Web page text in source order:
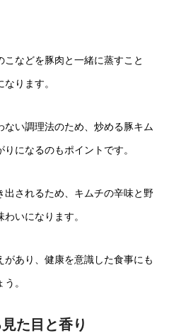
などを豚肉と一緒に蒸すこと
ります。
い調理法のため、炒める豚キム
になるのもポイントです。
されるため、キムチの辛味と野
いになります。
あり、健康を意識した食事にも
。
た目と香り